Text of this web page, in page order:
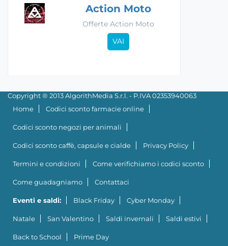
Action Moto
Offerte Action Moto
VAI
Copyright ® 2013 AlgorithMedia S.r.l. - P.IVA 02353940063
Home
Codici sconto farmacie online
Codici sconto negozi per animali
Codici sconto caffè, capsule e cialde Privacy Policy
Termini e condizioni Come verifichiamo i codici sconto
Come guadagniamo Contattaci
Eventi e saldi: Black Friday Cyber Monday
Natale San Valentino Saldi invernali Saldi estivi
Back to School Prime Day